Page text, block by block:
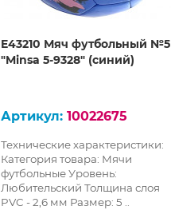
E43210 Мяч футбольный №5
"Minsa 5-9328" (синий)
10022675
Технические характеристики:
Категория товара: Мячи
футбольные Уровень:
Любительский Толщина слоя
PVC - 2,6 мм Размер: 5 ..